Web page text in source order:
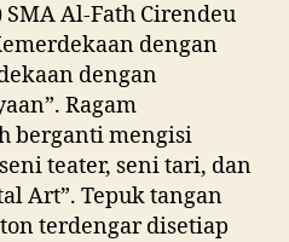
SMA Al-Fath Cirendeu
dengan
dengan
Ragam
berganti mengisi
teater, seni tari, dan
Art”. Tepuk tangan
terdengar disetiap